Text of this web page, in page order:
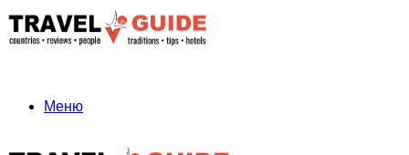
Меню